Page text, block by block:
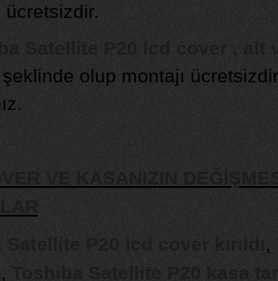
ücretsizdir.
şeklinde olup montajı
,
,